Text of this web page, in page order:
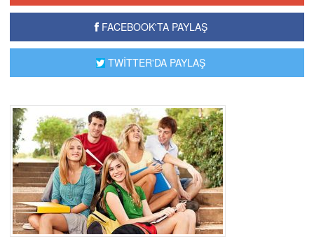
FACEBOOK'TA PAYLAŞ
TWİTTER'DA PAYLAŞ